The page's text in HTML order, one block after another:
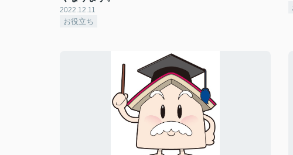
2022.12.11
お役立ち